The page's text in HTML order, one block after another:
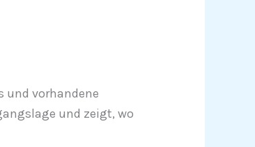
und vorhandene
und zeigt, wo